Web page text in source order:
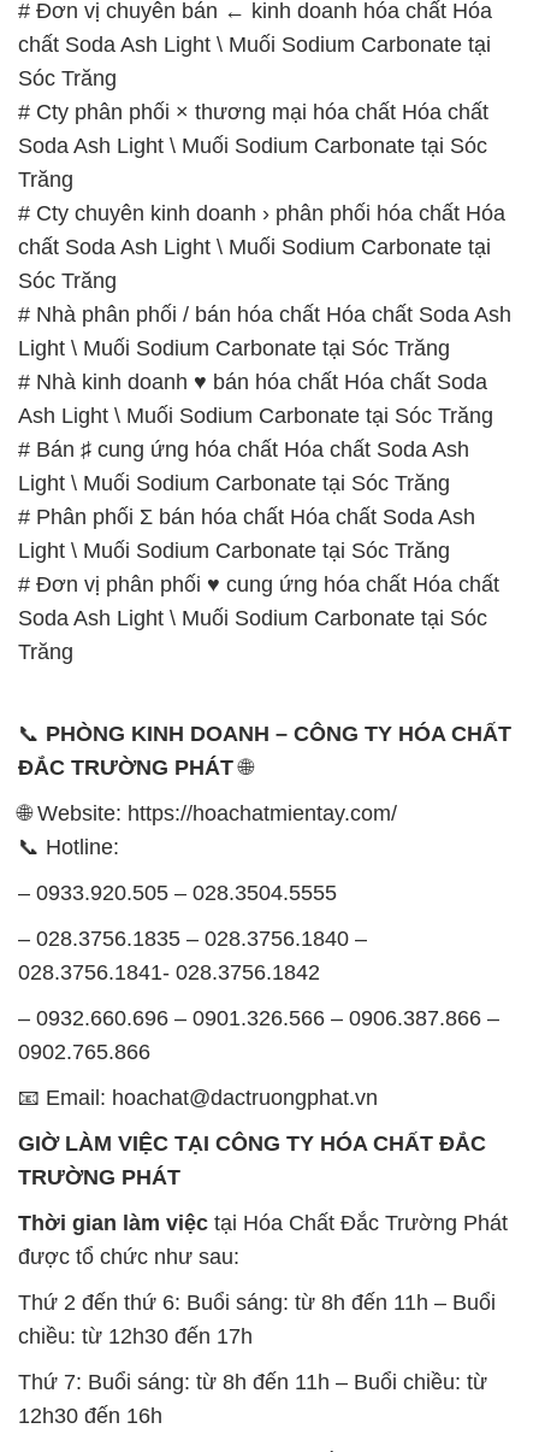
# Đơn vị chuyên bán ← kinh doanh hóa chất Hóa
chất Soda Ash Light \ Muối Sodium Carbonate tại
Sóc Trăng
# Cty phân phối × thương mại hóa chất Hóa chất
Soda Ash Light \ Muối Sodium Carbonate tại Sóc
Trăng
# Cty chuyên kinh doanh › phân phối hóa chất Hóa
chất Soda Ash Light \ Muối Sodium Carbonate tại
Sóc Trăng
# Nhà phân phối / bán hóa chất Hóa chất Soda Ash
Light \ Muối Sodium Carbonate tại Sóc Trăng
# Nhà kinh doanh ♥ bán hóa chất Hóa chất Soda
Ash Light \ Muối Sodium Carbonate tại Sóc Trăng
# Bán ♯ cung ứng hóa chất Hóa chất Soda Ash
Light \ Muối Sodium Carbonate tại Sóc Trăng
# Phân phối Σ bán hóa chất Hóa chất Soda Ash
Light \ Muối Sodium Carbonate tại Sóc Trăng
# Đơn vị phân phối ♥ cung ứng hóa chất Hóa chất
Soda Ash Light \ Muối Sodium Carbonate tại Sóc
Trăng
📞 PHÒNG KINH DOANH – CÔNG TY HÓA CHẤT
ĐẮC TRƯỜNG PHÁT🌐
🌐 Website: https://hoachatmientay.com/
📞 Hotline:
– 0933.920.505 – 028.3504.5555
– 028.3756.1835 – 028.3756.1840 –
028.3756.1841- 028.3756.1842
– 0932.660.696 – 0901.326.566 – 0906.387.866 –
0902.765.866
📧 Email: hoachat@dactruongphat.vn
GIỜ LÀM VIỆC TẠI CÔNG TY HÓA CHẤT ĐẮC
TRƯỜNG PHÁT
Thời gian làm việc tại Hóa Chất Đắc Trường Phát
được tổ chức như sau:
Thứ 2 đến thứ 6: Buổi sáng: từ 8h đến 11h – Buổi
chiều: từ 12h30 đến 17h
Thứ 7: Buổi sáng: từ 8h đến 11h – Buổi chiều: từ
12h30 đến 16h